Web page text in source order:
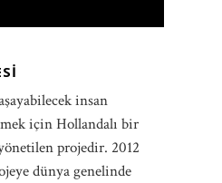
insan
için Hollandalı bir
projedir. 2012
dünya genelinde